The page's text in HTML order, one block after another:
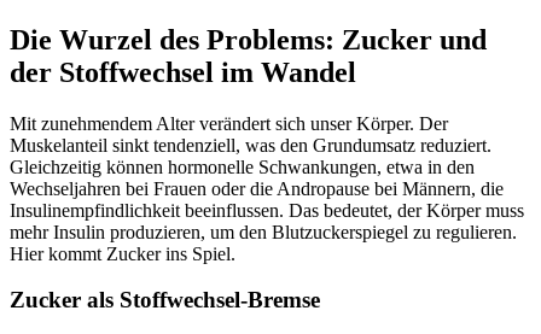
Die Wurzel des Problems: Zucker und
der Stoffwechsel im Wandel
Mit zunehmendem Alter verändert sich unser Körper. Der
Muskelanteil sinkt tendenziell, was den Grundumsatz reduziert.
Gleichzeitig können hormonelle Schwankungen, etwa in den
Wechseljahren bei Frauen oder die Andropause bei Männern, die
Insulinempfindlichkeit beeinflussen. Das bedeutet, der Körper muss
mehr Insulin produzieren, um den Blutzuckerspiegel zu regulieren.
Hier kommt Zucker ins Spiel.
Zucker als Stoffwechsel-Bremse